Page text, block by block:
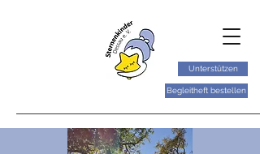
Unterstützen
Begleitheft bestellen